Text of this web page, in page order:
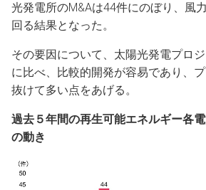
光発電所のM&Aは44件にのぼり、風
回る結果となった。
その要因について、太陽光発電プロ
に比べ、比較的開発が容易であり、
抜けて多い点をあげる。
過去５年間の再生可能エネルギー各
の動き